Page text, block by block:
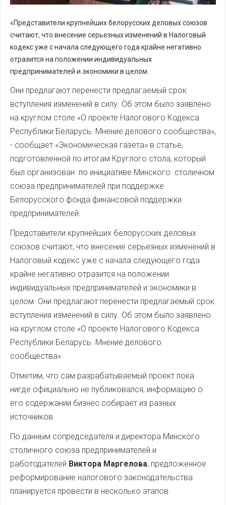
«Представители крупнейших белорусских деловых союзов
считают, что внесение серьезных изменений в Налоговый
кодекс уже с начала следующего года крайне негативно
отразится на положении индивидуальных
предпринимателей и экономики в целом.
Они предлагают перенести предлагаемый срок
вступления изменений в силу. Об этом было заявлено
на круглом столе «О проекте Налогового Кодекса
Республики Беларусь. Мнение делового сообщества»,
- сообщает «Экономическая газета» в статье,
подготовленной по итогам Круглого стола, который
был организован по инициативе Минского столичном
союза предпринимателей при поддержке
Белорусского фонда финансовой поддержки
предпринимателей.
Представители крупнейших белорусских деловых
союзов считают, что внесение серьезных изменений в
Налоговый кодекс уже с начала следующего года
крайне негативно отразится на положении
индивидуальных предпринимателей и экономики в
целом. Они предлагают перенести предлагаемый срок
вступления изменений в силу. Об этом было заявлено
на круглом столе «О проекте Налогового Кодекса
Республики Беларусь. Мнение делового
сообщества».
Отметим, что сам разрабатываемый проект пока
нигде официально не публиковался, информацию о
его содержании бизнес собирает из разных
источников.
По данным сопредседателя и директора Минского
столичного союза предпринимателей и
работодателей Виктора Маргелова, предложенное
реформирование налогового законодательства
планируется провести в несколько этапов.